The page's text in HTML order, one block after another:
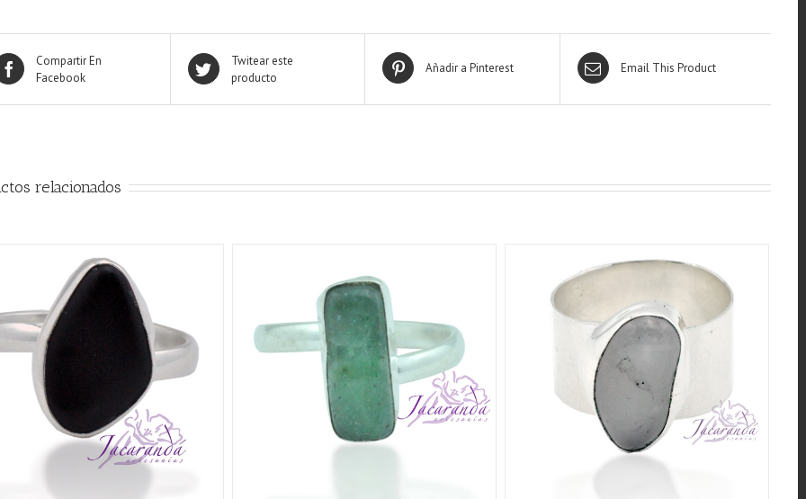
Compartir En
Facebook
Twitear este
producto
Añadir a Pinterest Email This Product
relacionados
QUICK VIEW